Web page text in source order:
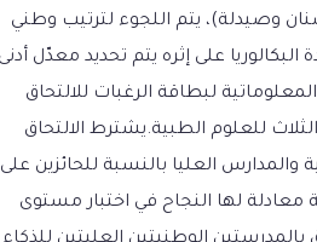
وصيدلة)، يتم اللجوء لترتيب وطني
على إثره يتم تحديد معدّل
لبطاقة الرغبات للالتحاق
للعلوم الطبية.يشترط الالتحاق
العليا بالنسبة للحائزين على
معادلة لها النجاح في اختبار مستوى